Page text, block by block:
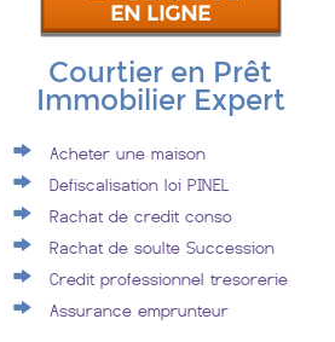
EN LIGNE
Courtier en Prêt
Immobilier Expert
Acheter une maison
Defiscalisation loi PINEL
Rachat de credit conso
Rachat de soulte Succession
Credit professionnel tresorerie
Assurance emprunteur